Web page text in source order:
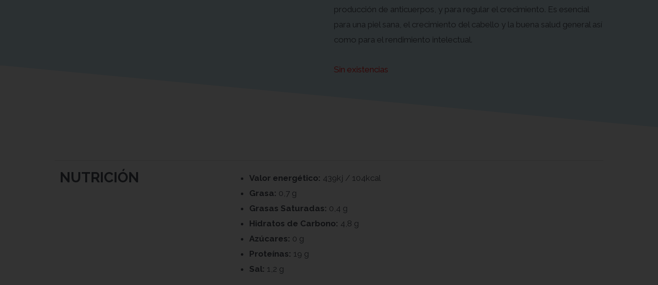
producción de anticuerpos, y para regular el crecimiento. Es esencial
para una piel sana, el crecimiento del cabello y la buena salud general así
como para el rendimiento intelectual.
Sin existencias
NUTRICIÓN Valor energético: 439kj / 104kcal
Grasa: 0,7 g
Grasas Saturadas: 0,4 g
Hidratos de Carbono: 4,8 g
Azúcares: 0 g
Proteínas: 19 g
Sal: 1,2 g